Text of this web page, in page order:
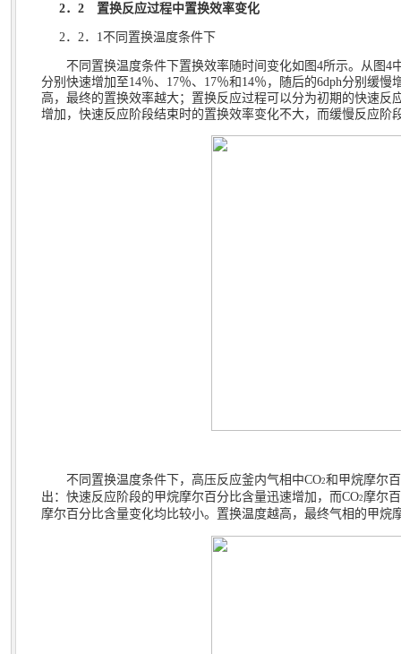
2． 2 置换反应过程中置换效率变化
2 ． 2 ． 1 不同置换温度条件下
不同置换温度条件下置换效率随时间变化如图4所示。从图4
分别快速增加至14％、 17％、 17％和 14％，随后的6dph分别缓慢
高，最终的置换效率越大；置换反应过程可以分为初期的快速反
增加，快速反应阶段结束时的置换效率变化不大，而缓慢反应阶
不同置换温度条件下，高压反应釜内气相中CO2和甲烷摩尔
出：快速反应阶段的甲烷摩尔百分比含量迅速增加，而CO2 摩尔
摩尔百分比含量变化均比较小。置换温度越高，最终气相的甲烷